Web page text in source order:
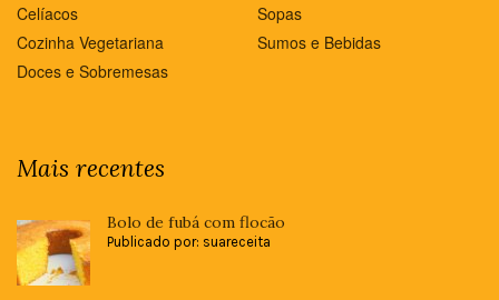
Celíacos
Cozinha Vegetariana
Doces e Sobremesas
Sopas
Sumos e Bebidas
Mais recentes
Bolo de fubá com flocão
Publicado por: suareceita